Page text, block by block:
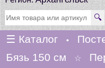
🔍
☰ Каталог •
Бязь 150 см ☆